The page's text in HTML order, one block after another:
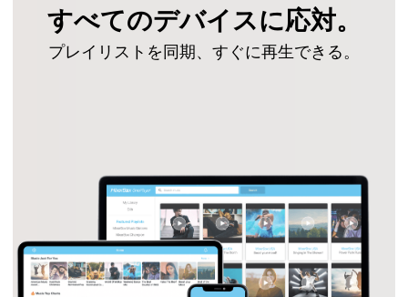
すべてのデバイスに応対。
プレイリストを同期、すぐに再生できる。